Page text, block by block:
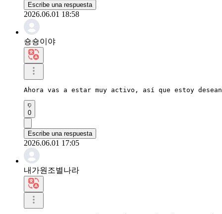
Escribe una respuesta
2026.06.01 18:58
숑숑이야
Ahora vas a estar muy activo, así que estoy
0
Escribe una respuesta
2026.06.01 17:05
내가원조별나라